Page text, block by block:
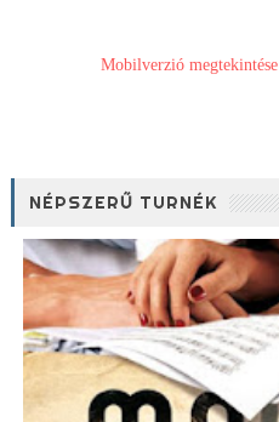
Mobilverzió megtekintése
NÉPSZERŰ TURNÉK